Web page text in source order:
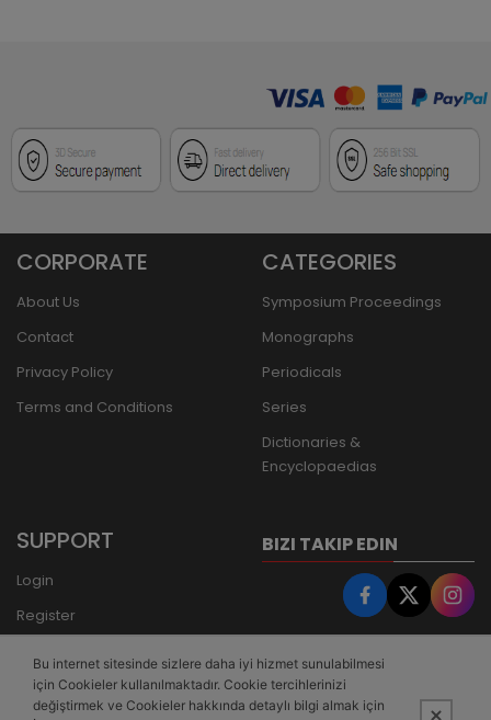
CORPORATE
About Us
Contact
Privacy Policy
Terms and Conditions
CATEGORIES
Symposium Proceedings
Monographs
Periodicals
Series
Dictionaries &
Encyclopaedias
SUPPORT
Login
Register
Bank Transfer
BIZI TAKIP EDIN
Bu internet sitesinde sizlere daha iyi hizmet sunulabilmesi
için Cookieler kullanılmaktadır. Cookie tercihlerinizi
değiştirmek ve Cookieler hakkında detaylı bilgi almak için